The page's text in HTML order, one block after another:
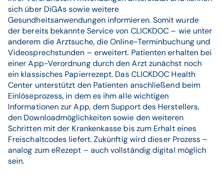
sich über DiGAs sowie weitere
Gesundheitsanwendungen informieren. Somit wurde
der bereits bekannte Service von CLICKDOC – wie unter
anderem die Arztsuche, die Online-Terminbuchung und
Videosprechstunden – erweitert. Patienten erhalten bei
einer App-Verordnung durch den Arzt zunächst noch
ein klassisches Papierrezept. Das CLICKDOC Health
Center unterstützt den Patienten anschließend beim
Einlöseprozess, in dem es ihm alle wichtigen
Informationen zur App, dem Support des Herstellers,
den Downloadmöglichkeiten sowie den weiteren
Schritten mit der Krankenkasse bis zum Erhalt eines
Freischaltcodes liefert. Zukünftig wird dieser Prozess –
analog zum eRezept – auch vollständig digital möglich
sein.